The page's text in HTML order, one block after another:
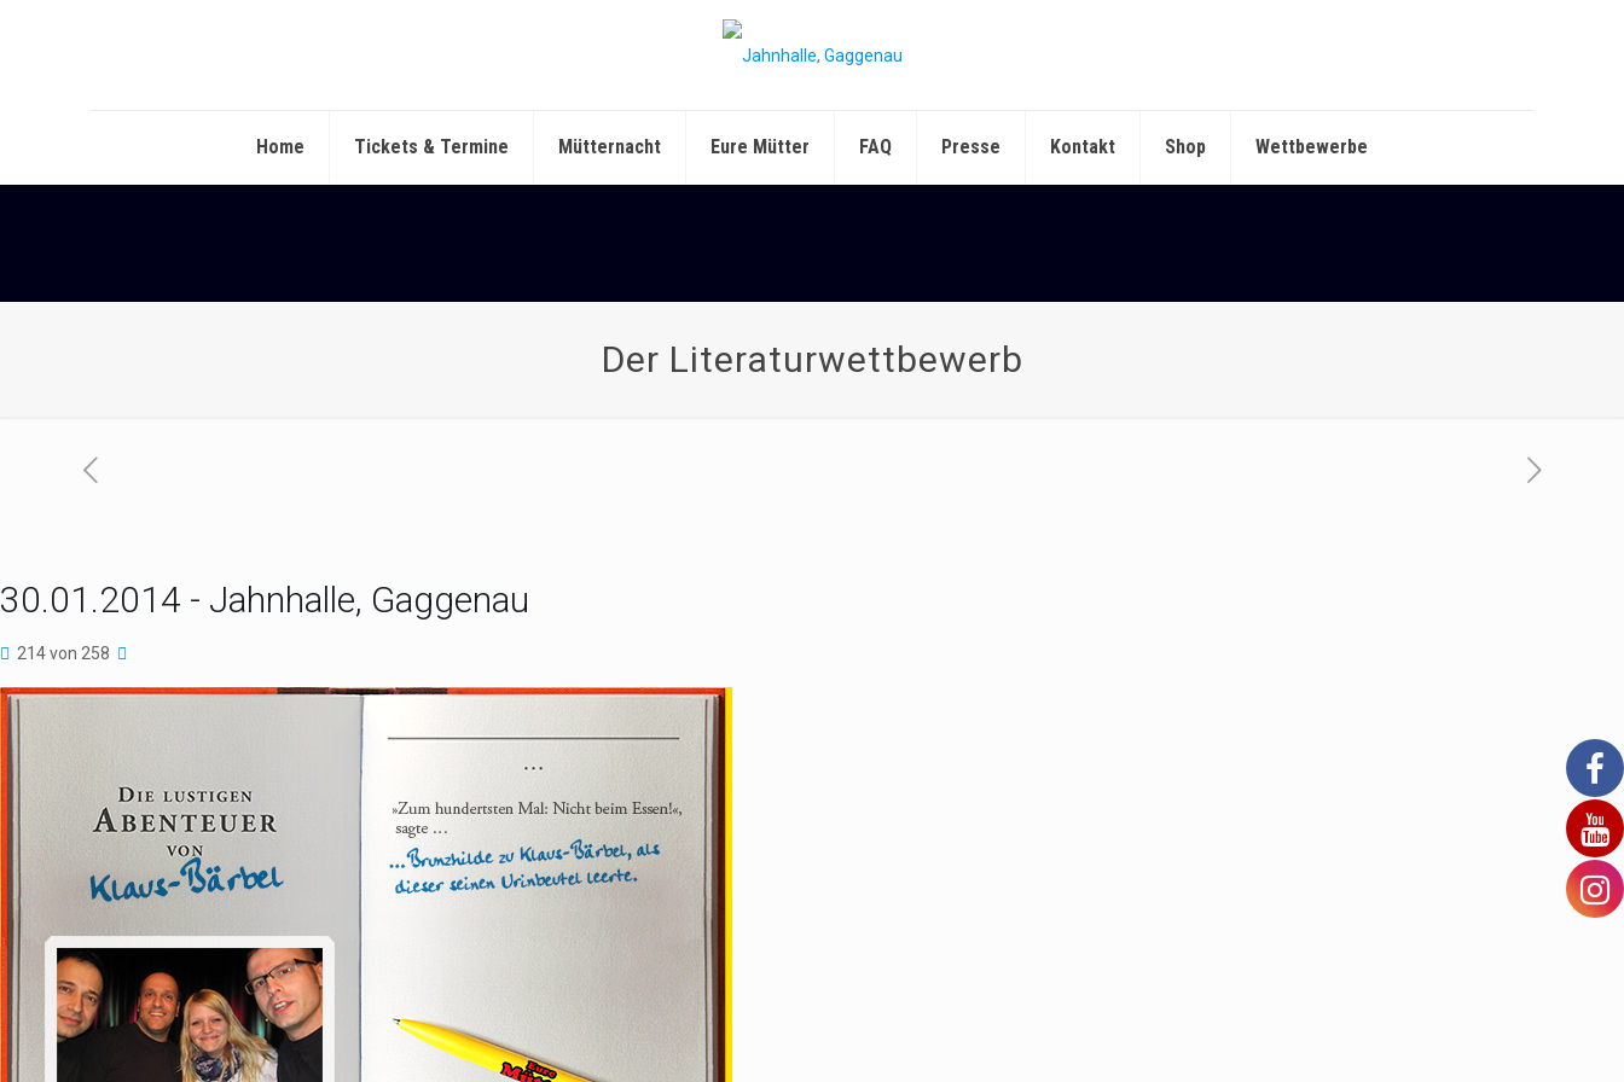
Home Tickets & Termine Mütternacht Eure Mütter FAQ Presse Kontakt Shop Wettbewerbe
Der Literaturwettbewerb
30.01.2014 - Jahnhalle, Gaggenau
214 von 258